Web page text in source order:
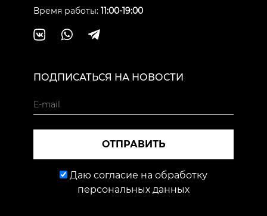
Время работы: 11:00-19:00
ПОДПИСАТЬСЯ НА НОВОСТИ
ОТПРАВИТЬ
Даю согласие на обработку
персональных данных